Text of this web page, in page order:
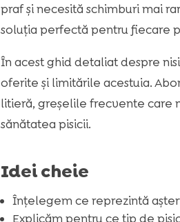
praf și necesită schimburi mai
soluția perfectă pentru fiecare
În acest ghid detaliat despre
oferite și limitările acestuia.
litieră, greșelile frecvente care
sănătatea pisicii.
Idei cheie
Înțelegem ce reprezintă
Explicăm pentru ce tip de